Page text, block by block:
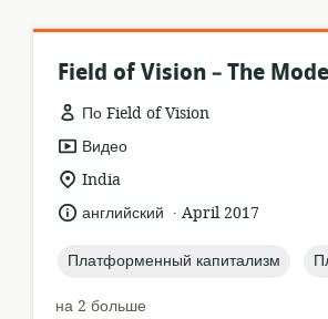
Field of Vision – The
По Field of Vision
формат
ресурса:
Видео
актуальное
местонахождение:
India
язык:английский .
опубликовано
April 2017
topic:
Платформенный капитализм
на 2 больше